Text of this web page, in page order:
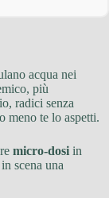
acqua nei
più
radici senza
meno te lo aspetti.
micro-dosi in
scena una